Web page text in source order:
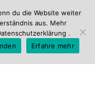
du die Website weiter
aus. Mehr
.
Erfahre mehr